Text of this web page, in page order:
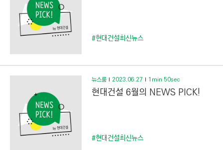
#현대건설최신뉴스
뉴스룸 2023.06.27 1min 50sec
현대건설 6월의 NEWS PICK!
#현대건설최신뉴스